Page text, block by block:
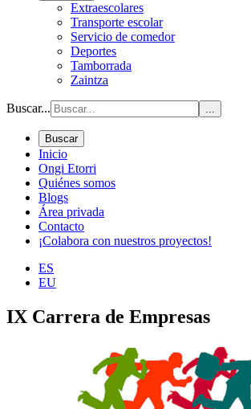
Extraescolares
Transporte escolar
Servicio de comedor
Deportes
Tamborrada
Zaintza
Buscar... ...
Buscar
Inicio
Ongi Etorri
Quiénes somos
Blogs
Área privada
Contacto
¡Colabora con nuestros proyectos!
ES
EU
IX Carrera de Empresas